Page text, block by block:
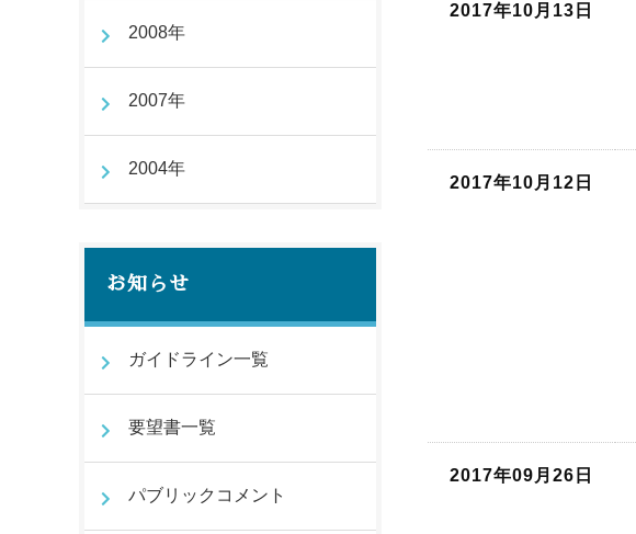
2017年10月13日
2017年10月12日
2017年09月26日
2008年
2007年
2004年
お知らせ
ガイドライン一覧
要望書一覧
パブリックコメント